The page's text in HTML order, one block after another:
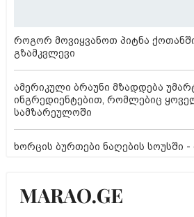
როგორ მოვიყვანოთ პიტნა
გზამკვლევი
ამერიკული ბრაუნი მზადდება
ინგრედიენტებით, რომლებიც
სამზარეულოში
ხორცის ბურთები ნაღების სოუსში